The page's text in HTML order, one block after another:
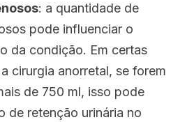
: a quantidade de
pode influenciar o
da condição. Em certas
cirurgia anorretal, se forem
de 750 ml, isso pode
de retenção urinária no